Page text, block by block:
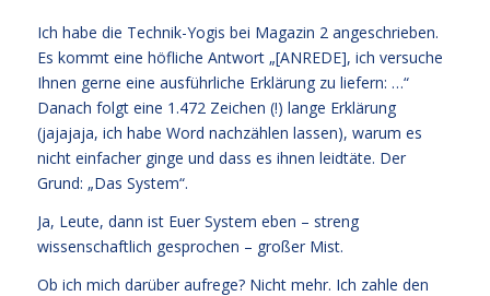
Ich habe die Technik-Yogis bei Magazin 2 angeschrieben.
Es kommt eine höfliche Antwort „[ANREDE], ich versuche
Ihnen gerne eine ausführliche Erklärung zu liefern: …“
Danach folgt eine 1.472 Zeichen (!) lange Erklärung
(jajajaja, ich habe Word nachzählen lassen), warum es
nicht einfacher ginge und dass es ihnen leidtäte. Der
Grund: „Das System“.
Ja, Leute, dann ist Euer System eben – streng
wissenschaftlich gesprochen – großer Mist.
Ob ich mich darüber aufrege? Nicht mehr. Ich zahle den